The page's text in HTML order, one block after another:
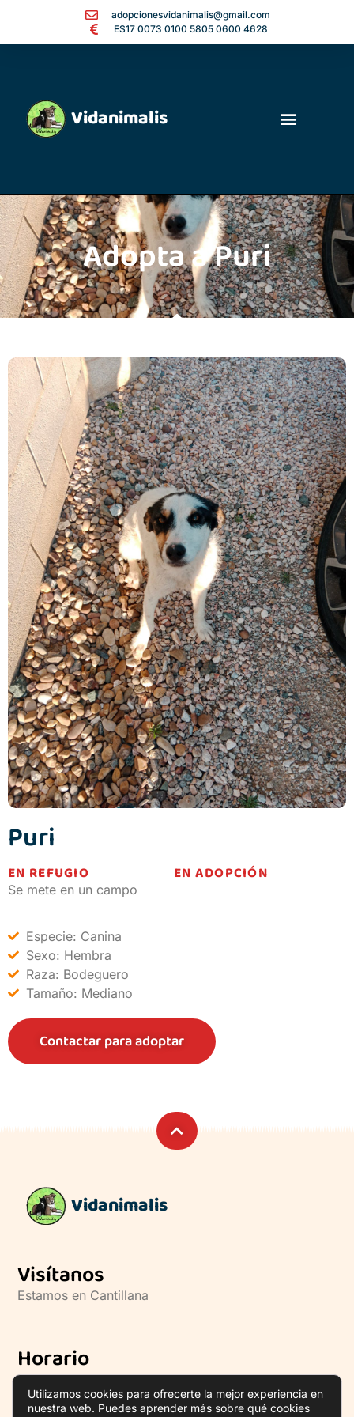
adopcionesvidanimalis@gmail.com
ES17 0073 0100 5805 0600 4628
Vidanimalis
Adopta a Puri
Puri
EN REFUGIO EN ADOPCIÓN
Se mete en un campo
Especie: Canina
Sexo: Hembra
Raza: Bodeguero
Tamaño: Mediano
Contactar para adoptar
Vidanimalis
Visítanos
Estamos en Cantillana
Horario
Lun a Vie
09:00 – 19:00
Sab a Dom10:00 – 14:00
Utilizamos cookies para ofrecerte la mejor experiencia en
nuestra web. Puedes aprender más sobre qué cookies